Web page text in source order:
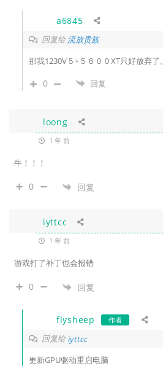
a6845
回复给流放贵族
那我1230V５+５６００XT只好放弃了。
0 回复
loong
1 年 前
牛！！！
0 回复
iyttcc
1 年 前
游戏打了补丁也会报错
0 回复
flysheep 作者
回复给iyttcc
更新GPU驱动重启电脑